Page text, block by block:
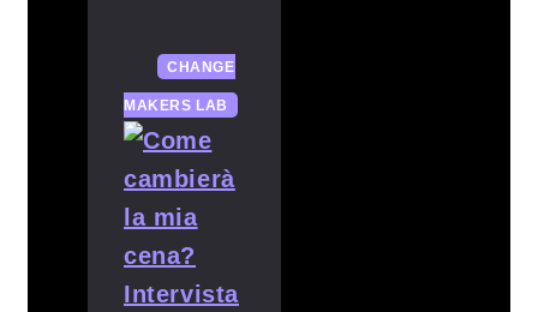
CHANGE
MAKERS LAB